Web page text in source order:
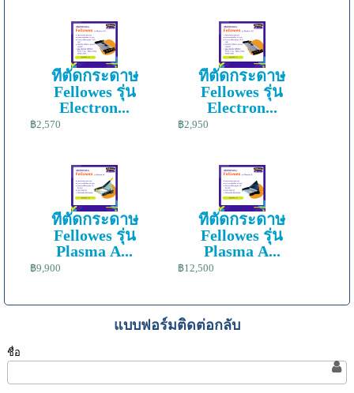
ที่ตัดกระดาษ
Fellowes รุ่น
Electron...
฿2,570
ที่ตัดกระดาษ
Fellowes รุ่น
Electron...
฿2,950
ที่ตัดกระดาษ
Fellowes รุ่น
Plasma A...
฿9,900
ที่ตัดกระดาษ
Fellowes รุ่น
Plasma A...
฿12,500
แบบฟอร์มติดต่อกลับ
ชื่อ